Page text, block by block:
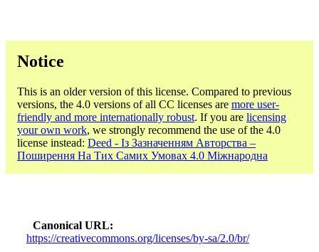
Notice
This is an older version of this license. Compared to previous
versions, the 4.0 versions of all CC licenses are more user-
friendly and more internationally robust. If you are licensing
your own work, we strongly recommend the use of the 4.0
license instead: Deed - Із Зазначенням Авторства –
Поширення На Тих Самих Умовах 4.0 Міжнародна
Canonical URL
https://creativecommons.org/licenses/by-sa/2.0/br/